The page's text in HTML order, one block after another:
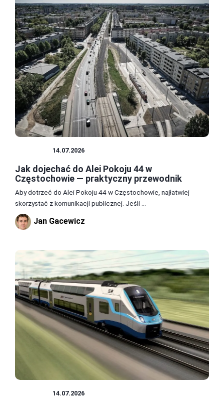
14.07.2026
Jak dojechać do Alei Pokoju 44 w
Częstochowie — praktyczny przewodnik
Aby dotrzeć do Alei Pokoju 44 w Częstochowie, najłatwiej
skorzystać z komunikacji publicznej. Jeśli ...
Jan Gacewicz
14.07.2026